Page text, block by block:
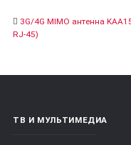
3G/4G MIMO антенна
RJ-45)
ТВ И МУЛЬТИМЕДИА